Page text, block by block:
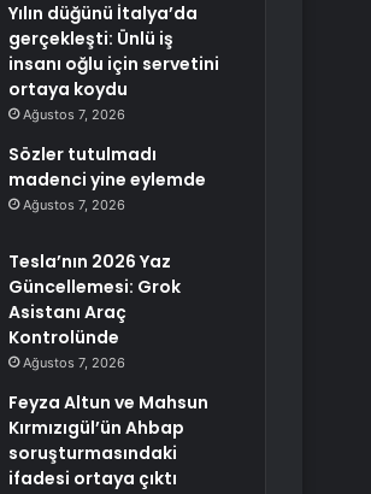
Yılın düğünü İtalya’da
gerçekleşti: Ünlü iş
insanı oğlu için servetini
ortaya koydu
Ağustos 7, 2026
Sözler tutulmadı
madenci yine eylemde
Ağustos 7, 2026
Tesla’nın 2026 Yaz
Güncellemesi: Grok
Asistanı Araç
Kontrolünde
Ağustos 7, 2026
Feyza Altun ve Mahsun
Kırmızıgül’ün Ahbap
soruşturmasındaki
ifadesi ortaya çıktı